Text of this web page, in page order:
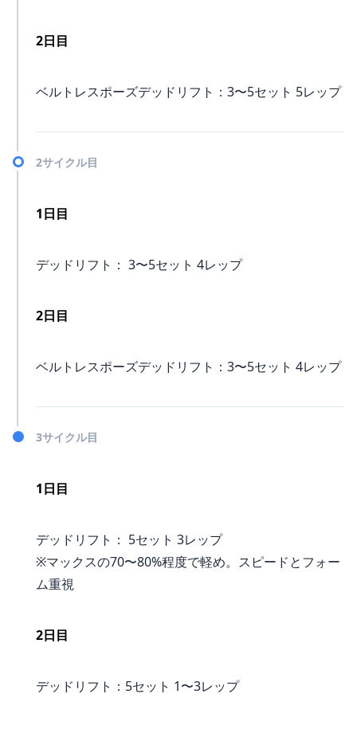
2日目
ベルトレスポーズデッドリフト：3〜5セット 5レップ
2サイクル目
1日目
デッドリフト： 3〜5セット 4レップ
2日目
ベルトレスポーズデッドリフト：3〜5セット 4レップ
3サイクル目
1日目
デッドリフト： 5セット 3レップ
※マックスの70〜80%程度で軽め。スピードとフォー
ム重視
2日目
デッドリフト：5セット 1〜3レップ